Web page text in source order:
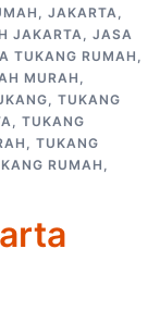
, JAKARTA,
JAKARTA, JASA
TUKANG RUMAH ,
MURAH ,
, TUKANG
, TUKANG
, TUKANG
RUMAH ,